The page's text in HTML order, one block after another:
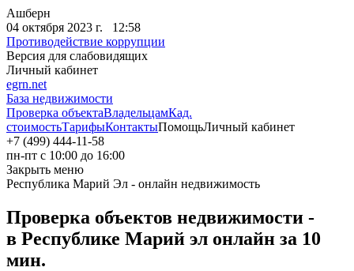
Ашберн
04 октября 2023 г. 12:58
Противодействие коррупции
Версия для слабовидящих
Личный кабинет
egrn.net
База недвижимости
Проверка объектаВладельцамКад.
стоимостьТарифыКонтактыПомощьЛичный кабинет
+7 (499) 444-11-58
пн-пт с 10:00 до 16:00
Закрыть меню
Республика Марий Эл - онлайн недвижимость
Проверка объектов недвижимости -
в Республике Марий эл онлайн за 10
мин.